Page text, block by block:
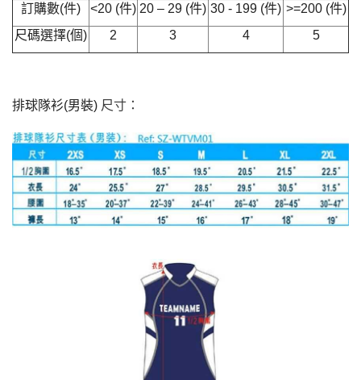
訂購數(件) <20 (件) 20 – 29 (件) 30 - 199 (件) >=200 (件)
尺碼選擇(個) 2 3 4 5
排球隊衫(男裝) 尺寸：